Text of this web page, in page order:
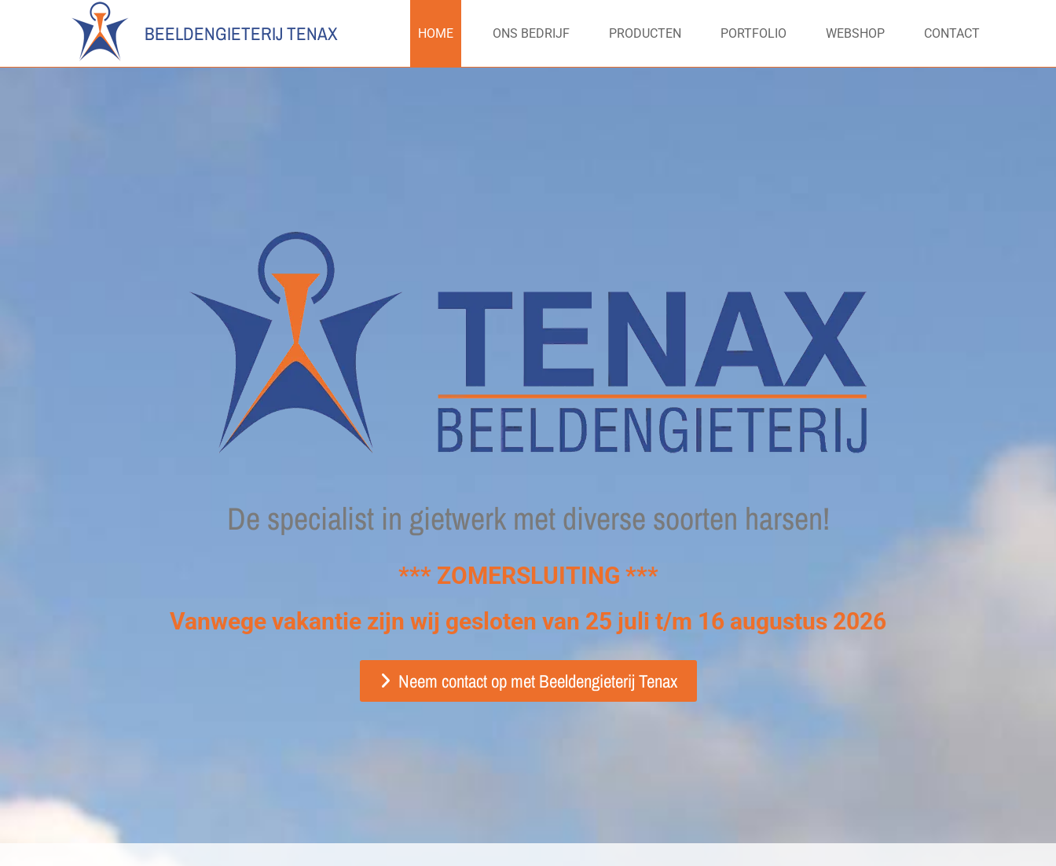
BEELDENGIETERIJ TENAX HOME ONS BEDRIJF PRODUCTEN PORTFOLIO WEBSHOP CONTACT
De specialist in gietwerk met diverse soorten harsen!
*** ZOMERSLUITING ***
Vanwege vakantie zijn wij gesloten van 25 juli t/m 16 augustus 2026
Neem contact op met Beeldengieterij Tenax